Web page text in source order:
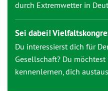
durch Extremwetter in
Sei dabei!
Du interessierst dich für
Gesellschaft? Du
kennenlernen, dich